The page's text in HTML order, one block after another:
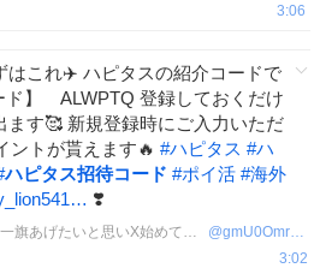
3:06
はこれ✈️ ハピタスの紹介コードで
ド】 ALWPTQ 登録しておくだけ
ます🥰 新規登録時にご入力いただ
ントが貰えます🔥 #ハピタス #ハ
ハピタス招待コード #ポイ活 #海外
❣️
田舎から出てきて、一旗あげたいと思いX始めてみました！フォロバ100！ @gmU0OmrPxf74652
3:02